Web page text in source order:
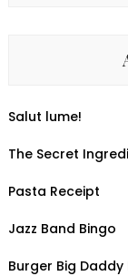
Salut lume!
The Secret
Pasta Receipt
Jazz Band Bingo
Burger Big Daddy